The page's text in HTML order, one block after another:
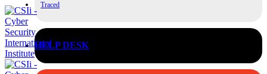
Traced
HELP DESK